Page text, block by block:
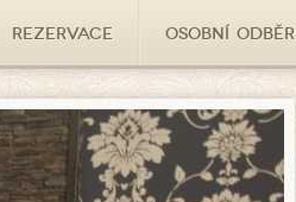
Rezervace OSOBNÍ ODBĚR